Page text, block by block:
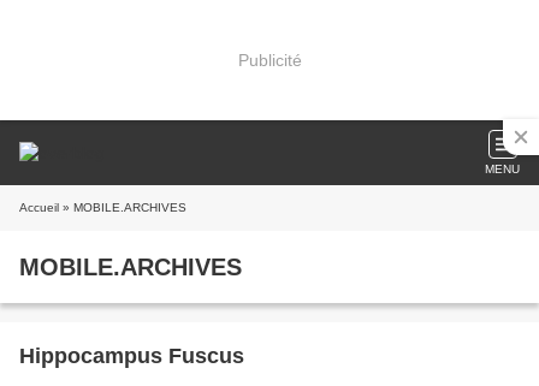
Publicité
MENU
Accueil » MOBILE.ARCHIVES
MOBILE.ARCHIVES
Hippocampus Fuscus